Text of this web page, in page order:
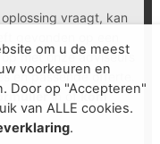
vraagt, kan
met onze adviseurs
en passende offerte.
in ofkom
om u de meest
voorkeuren en
Door op "Accepteren"
van ALLE cookies.
.